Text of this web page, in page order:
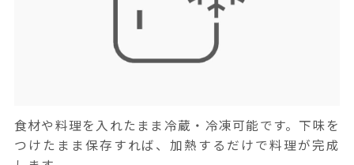
食材や料理を入れたまま冷蔵・冷凍可能です。下味を
つけたまま保存すれば、加熱するだけで料理が完成